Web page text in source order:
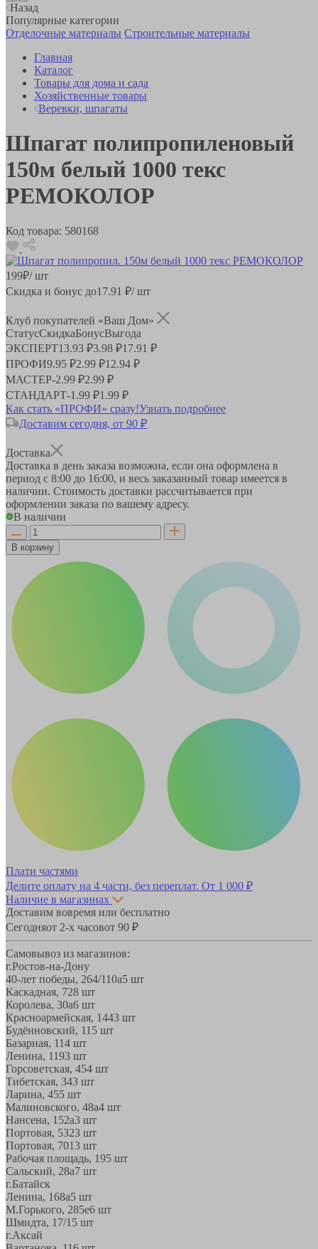
Назад
Популярные категории
Отделочные материалы Строительные материалы
Главная
Каталог
Товары для дома и сада
Хозяйственные товары
Веревки, шпагаты
Шпагат полипропиленовый
150м белый 1000 текс
РЕМОКОЛОР
Код товара: 580168
199₽/ шт
Скидка и бонус до17.91 ₽/ шт
Клуб покупателей «Ваш Дом»
СтатусСкидкаБонусВыгода
ЭКСПЕРТ13.93 ₽3.98 ₽17.91 ₽
ПРОФИ9.95 ₽2.99 ₽12.94 ₽
МАСТЕР-2.99 ₽2.99 ₽
СТАНДАРТ-1.99 ₽1.99 ₽
Как стать «ПРОФИ» сразу!Узнать подробнее
Доставим сегодня, от 90 ₽
Доставка
Доставка в день заказа возможна, если она оформлена в
период с 8:00 до 16:00, и весь заказанный товар имеется в
наличии. Стоимость доставки рассчитывается при
оформлении заказа по вашему адресу.
В наличии
В корзину
Плати частями
Делите оплату на 4 части, без переплат. От 1 000 ₽
Наличие в магазинах
Доставим вовремя или бесплатно
Сегодняот 2-х часовот 90 ₽
Самовывоз из магазинов:
г.Ростов-на-Дону
40-лет победы, 264/110а5 шт
Каскадная, 728 шт
Королева, 30а6 шт
Красноармейская, 1443 шт
Будённовский, 11 5 шт
Базарная, 114 шт
Ленина, 1193 шт
Горсоветская, 454 шт
Тибетская, 343 шт
Ларина, 455 шт
Малиновского, 48а4 шт
Нансена, 152а3 шт
Портовая, 5323 шт
Портовая, 7013 шт
Рабочая площадь, 195 шт
Сальский, 28a7 шт
г.Батайск
Ленина, 168а5 шт
М.Горького, 285е6 шт
Шмидта, 17/1 5 шт
г.Аксай